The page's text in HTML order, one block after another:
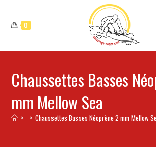
0
Chaussettes Basses
mm Mellow Sea
> > Chaussettes Basses Néoprène 2 mm Mellow